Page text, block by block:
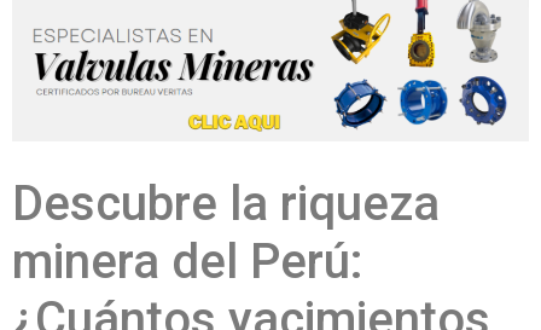
Descubre la riqueza
minera del Perú: